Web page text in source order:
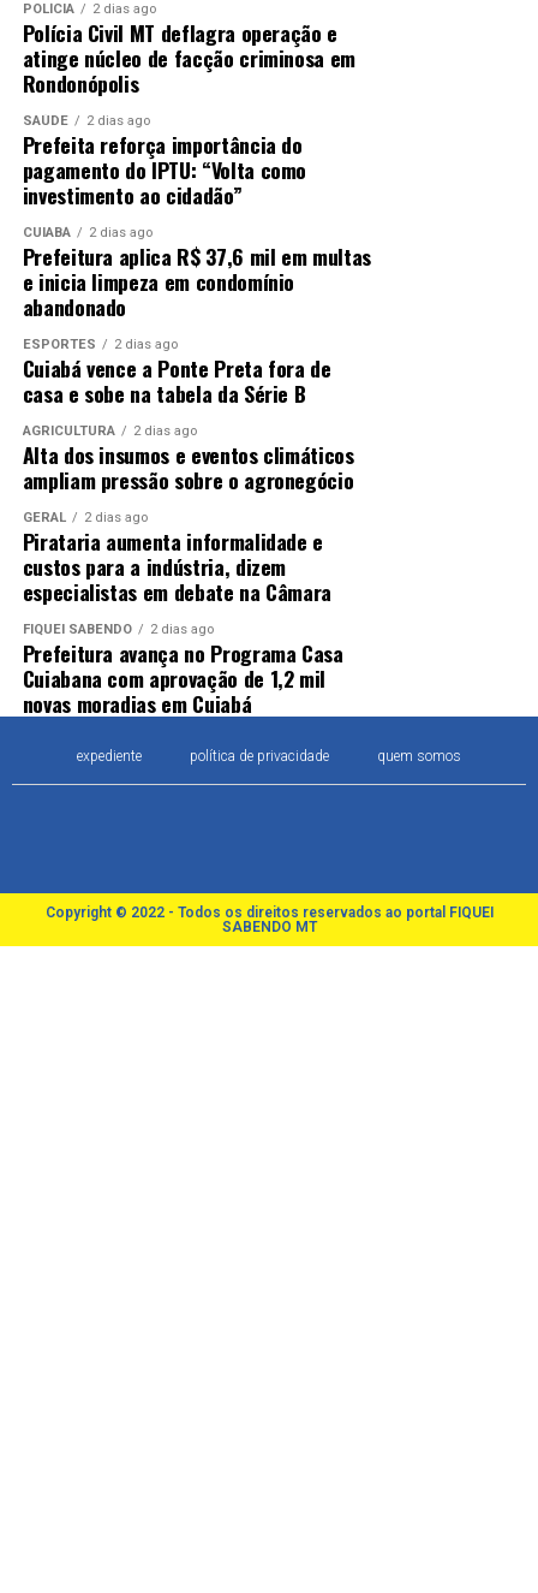
POLÍCIA 2 dias ago
Polícia Civil MT deflagra operação e
atinge núcleo de facção criminosa em
Rondonópolis
SAÚDE 2 dias ago
Prefeita reforça importância do
pagamento do IPTU: “Volta como
investimento ao cidadão”
CUIABÁ 2 dias ago
Prefeitura aplica R$ 37,6 mil em multas
e inicia limpeza em condomínio
abandonado
ESPORTES 2 dias ago
Cuiabá vence a Ponte Preta fora de
casa e sobe na tabela da Série B
AGRICULTURA 2 dias ago
Alta dos insumos e eventos climáticos
ampliam pressão sobre o agronegócio
GERAL 2 dias ago
Pirataria aumenta informalidade e
custos para a indústria, dizem
especialistas em debate na Câmara
FIQUEI SABENDO 2 dias ago
Prefeitura avança no Programa Casa
Cuiabana com aprovação de 1,2 mil
novas moradias em Cuiabá
expediente política de privacidade quem somos
Copyright © 2022 - Todos os direitos reservados ao portal FIQUEI
SABENDO MT